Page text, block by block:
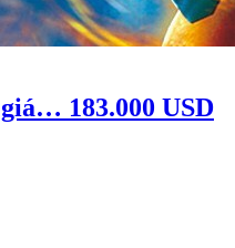
183.000 USD